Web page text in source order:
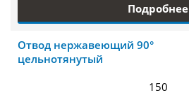
Подробнее
Отвод нержавеющий 90°
цельнотянутый
150